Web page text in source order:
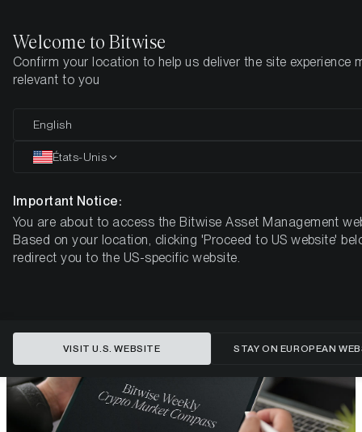
Page d'accueil Market Updates Semaine 24,
Le canari dans la mine
macroéconomique : Bitcoin et la
sur les marchés boursiers
BOUSSOLE HEBDOMADAIRE DU MARCHÉ DES CRYPTO-
MONNAIES DE BITWISE - SEMAINE 24, 2026
Welcome to Bitwise
Confirm your location to help us deliver the site experience
relevant to you
English
États-Unis
Important Notice:
You are about to access the Bitwise Asset Management
Based on your location, clicking 'Proceed to US website'
redirect you to the US-specific website.
VISIT U.S. WEBSITE STAY ON EUROPEAN